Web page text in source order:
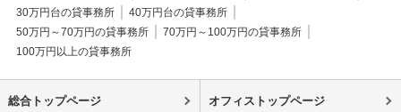
30万円台の貸事務所
40万円台の貸事務所
50万円～70万円の貸事務所
70万円～100万円の貸事務所
100万円以上の貸事務所
総合トップページ オフィストップページ